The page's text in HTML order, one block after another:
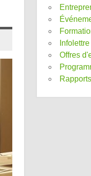
Infolettre
Offres